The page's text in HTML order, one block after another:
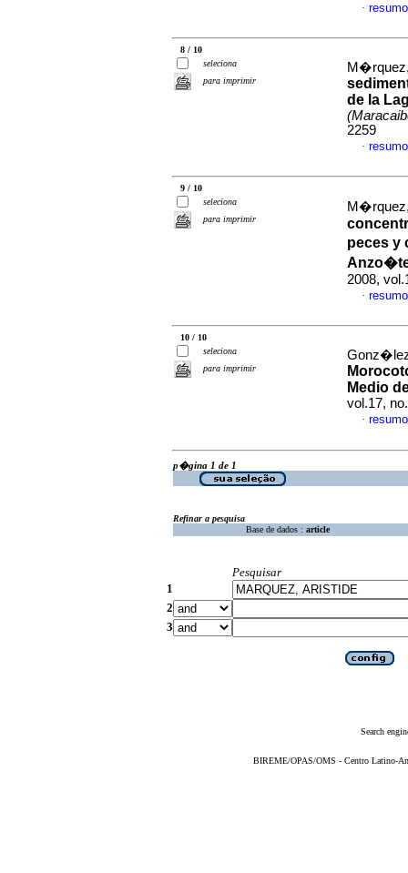
·
8 / 10
seleciona
para imprimir
de la
2259
·
9 / 10
seleciona
para imprimir
peces y
2008,
·
10 / 10
seleciona
para imprimir
Medio
vol.17,
·
p�gina 1 de 1
Refinar a pesquisa
Base de dados : article
Pesquisar
1
2
3
Search
BIREME/OPAS/OMS - Centro Latino-